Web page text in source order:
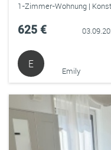
1-Zimmer-Wohnung |
625 €
E
Emily